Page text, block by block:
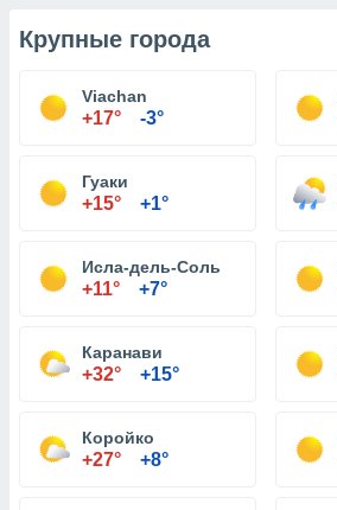
Крупные города
Viachan
+17° -3°
Гуаки
+15° +1°
Исла-дель-Соль
+11° +7°
Каранави
+32° +15°
Коройко
+27° +8°